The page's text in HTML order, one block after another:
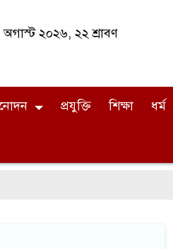
অগাস্ট ২০২৬, ২২ শ্রাবণ
প্রযুক্তি শিক্ষা ধর্ম